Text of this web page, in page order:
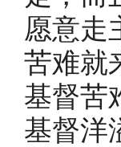
愿意走
苦难就
基督苦
基督洋